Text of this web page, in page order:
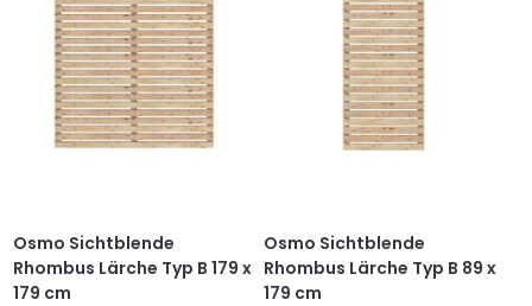
Osmo Sichtblende
Rhombus Lärche Typ B 179 x
179 cm
Osmo Sichtblende
Rhombus Lärche Typ B 89 x
179 cm